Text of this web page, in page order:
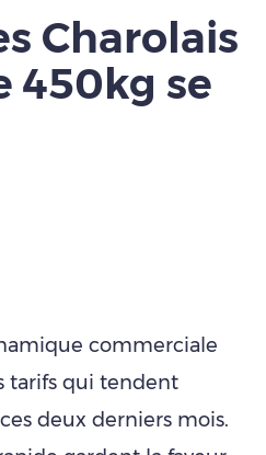
Charolais
450kg se
commerciale
tarifs qui tendent
deux derniers mois.